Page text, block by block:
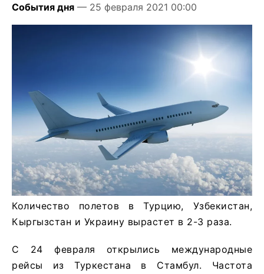
События дня — 25 февраля 2021 00:00
Количество полетов в Турцию, Узбекистан,
Кыргызстан и Украину вырастет в 2-3 раза.
С 24 февраля открылись международные
рейсы из Туркестана в Стамбул. Частота